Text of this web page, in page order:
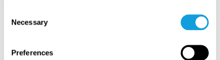
Selection
Necessary
Preferences